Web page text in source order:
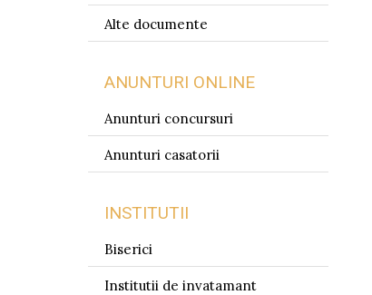
Alte documente
ANUNTURI ONLINE
Anunturi concursuri
Anunturi casatorii
INSTITUTII
Biserici
Institutii de invatamant